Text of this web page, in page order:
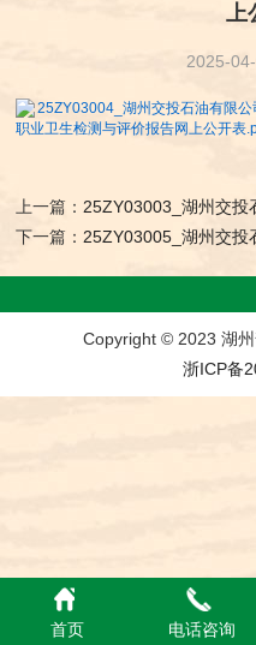
上
2025-
25ZY03004_湖州交投石油有限公
职业卫生检测与评价报告网上公开表
上一篇：25ZY03003_湖州交投石油有限公司申嘉湖高速安吉溪龙服务区南区加
下一篇：25ZY03005_湖州交投石油有限公司杭长高速煤山服务区东区加油
Copyright © 2023 湖
浙ICP备
首页 电话咨询